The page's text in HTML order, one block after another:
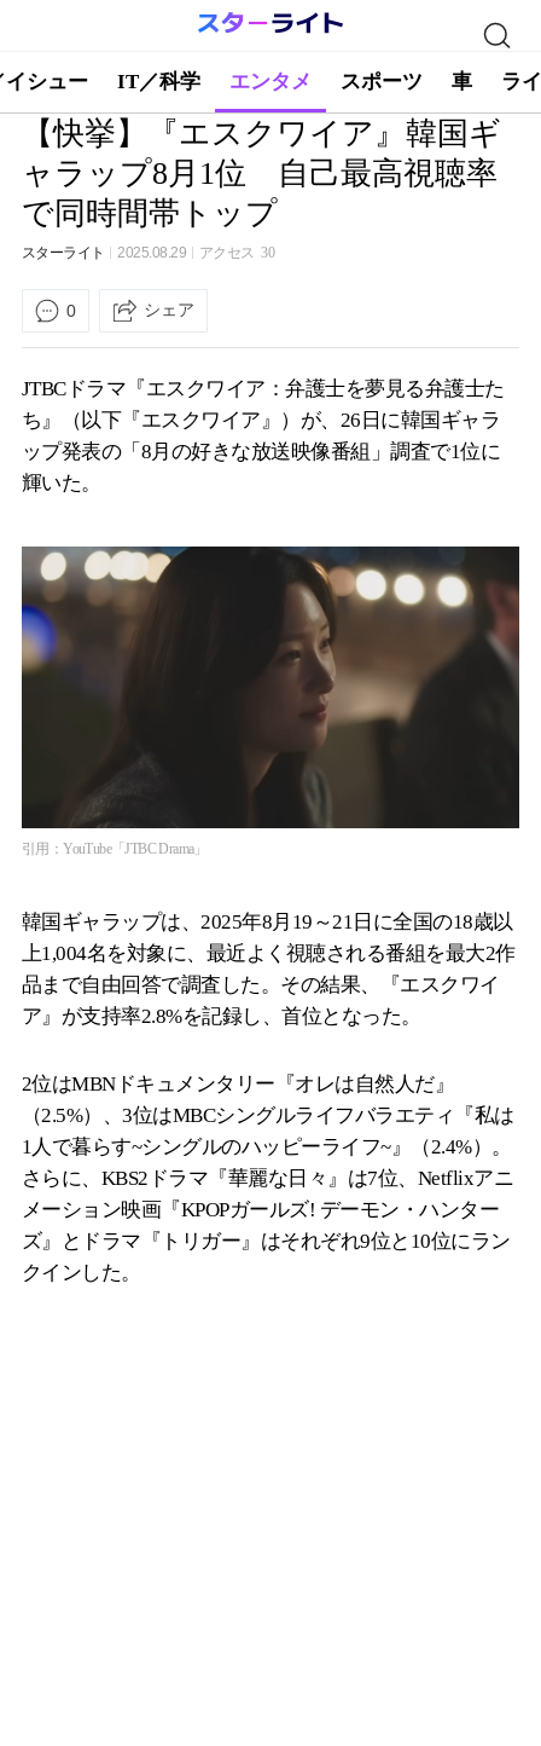
イシュー IT／科学 エンタメ スポーツ 車 ラ
【快挙】『エスクワイア』韓国ギ
ャラップ8月1位 自己最高視聴率
で同時間帯トップ
スターライト 2025.08.29 アクセス 30
0 シェア
JTBCドラマ『エスクワイア：弁護士を夢見る弁護士た
ち』（以下『エスクワイア』）が、26日に韓国ギャラ
ップ発表の「8月の好きな放送映像番組」調査で1位に
輝いた。
引用：YouTube「JTBC Drama」
韓国ギャラップは、2025年8月19～21日に全国の18歳以
上1,004名を対象に、最近よく視聴される番組を最大2作
品まで自由回答で調査した。その結果、『エスクワイ
ア』が支持率2.8%を記録し、首位となった。
2位はMBNドキュメンタリー『オレは自然人だ』
（2.5%）、3位はMBCシングルライフバラエティ『私は
1人で暮らす~シングルのハッピーライフ~』（2.4%）。
さらに、KBS2ドラマ『華麗な日々』は7位、Netflixアニ
メーション映画『KPOPガールズ! デーモン・ハンター
ズ』とドラマ『トリガー』はそれぞれ9位と10位にラン
クインした。